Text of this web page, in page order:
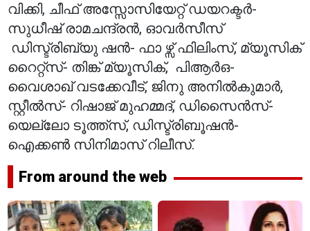
വിക്കി, ചീഫ് അസ്സോസിയേറ്റ് ഡയറക്ടർ-
സുധീഷ് രാമചന്ദ്രൻ, ഓവർസീസ്
ഡിസ്ട്രിബ്യു ഷൻ- ഫാ ഴ്സ് ഫിലിംസ്, മ്യൂസിക്
റൈറ്റ്സ്- തിങ്ക് മ്യൂസിക്, പിആർഒ-
വൈശാഖ് വടക്കേവീട്, ജിനു അനിൽകുമാർ,
സ്റ്റീൽസ്- റിഷാജ് മുഹമ്മദ്, ഡിസൈൻസ്-
യെല്ലോ ടൂത്ത്സ്, ഡിസ്ട്രിബൂഷൻ-
ഐക്കൺ സിനിമാസ് റിലീസ്.
From around the web